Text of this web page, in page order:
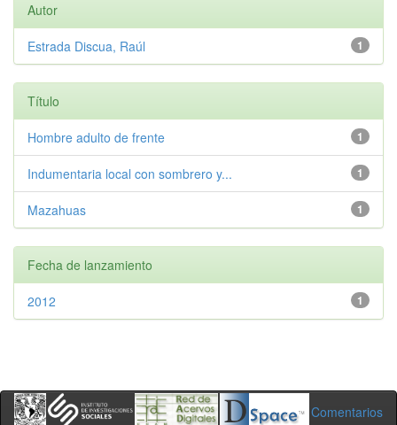
Autor
1
Estrada Discua, Raúl
Título
1
Hombre adulto de frente
1
Indumentaria local con sombrero y...
1
Mazahuas
Fecha de lanzamiento
1
2012
Comentarios